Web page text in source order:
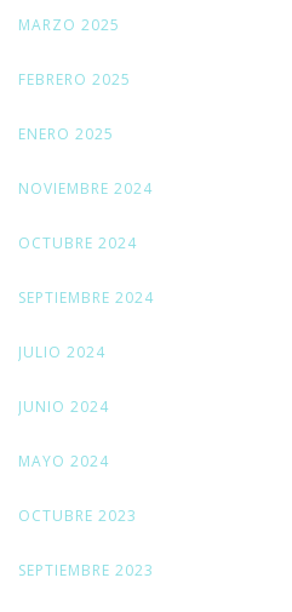
MARZO 2025
FEBRERO 2025
ENERO 2025
NOVIEMBRE 2024
OCTUBRE 2024
SEPTIEMBRE 2024
JULIO 2024
JUNIO 2024
MAYO 2024
OCTUBRE 2023
SEPTIEMBRE 2023